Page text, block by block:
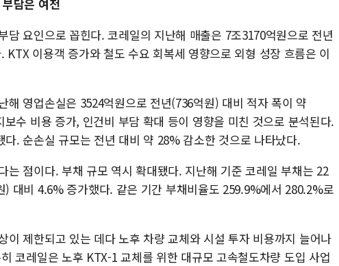
담은 여전
담 요인으로 꼽힌다. 코레일의 지난해 매출은 7조3170억원으로 전년
이용객 증가와 철도 수요 회복세 영향으로 외형 성장 흐름은 이
해 영업손실은 3524억원으로 전년(736억원) 대비 적자 폭이 약
수 비용 증가, 인건비 부담 확대 등이 영향을 미친 것으로 분석된다.
. 순손실 규모는 전년 대비 약 28% 감소한 것으로 나타났다.
는 점이다. 부채 규모 역시 확대됐다. 지난해 기준 코레일 부채는 22
) 대비 4.6% 증가했다. 같은 기간 부채비율도 259.9%에서 280.2%로
이 제한되고 있는 데다 노후 차량 교체와 시설 투자 비용까지 늘어나
코레일은 노후 KTX-1 교체를 위한 대규모 고속철도차량 도입 사업